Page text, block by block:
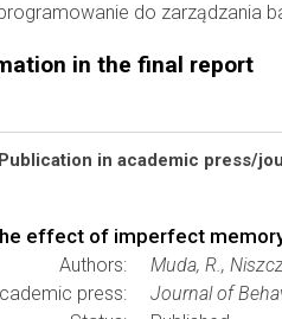
do zarządzania
in the final report
Publication in academic press/
effect of imperfect
Authors:
Muda, R.,
press:
Journal of